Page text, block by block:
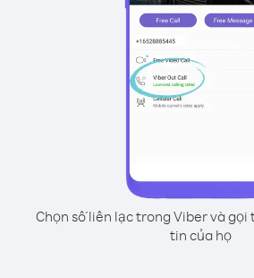
Chọn số liên lạc trong Viber và
tin của họ